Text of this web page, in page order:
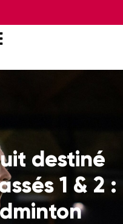
destiné
1 & 2 :